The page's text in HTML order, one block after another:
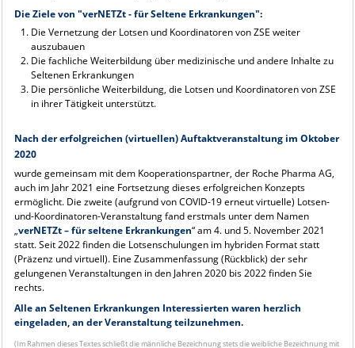
Die Ziele von "verNETZt - für Seltene Erkrankungen":
Die Vernetzung der Lotsen und Koordinatoren von ZSE weiter
auszubauen
Die fachliche Weiterbildung über medizinische und andere Inhalte zu
Seltenen Erkrankungen
Die persönliche Weiterbildung, die Lotsen und Koordinatoren von ZSE
in ihrer Tätigkeit unterstützt.
Nach der erfolgreichen (virtuellen) Auftaktveranstaltung im Oktober
2020
wurde gemeinsam mit dem Kooperationspartner, der Roche Pharma AG,
auch im Jahr 2021 eine Fortsetzung dieses erfolgreichen Konzepts
ermöglicht. Die zweite (aufgrund von COVID-19 erneut virtuelle) Lotsen-
und-Koordinatoren-Veranstaltung fand erstmals unter dem Namen
„verNETZt – für seltene Erkrankungen“ am 4. und 5. November 2021
statt. Seit 2022 finden die Lotsenschulungen im hybriden Format statt
(Präzenz und virtuell). Eine Zusammenfassung (Rückblick) der sehr
gelungenen Veranstaltungen in den Jahren 2020 bis 2022 finden Sie
rechts.
Alle an Seltenen Erkrankungen Interessierten waren herzlich
eingeladen, an der Veranstaltung teilzunehmen.
(Im Rahmen dieses Textes schließt die männliche Bezeichnung stets die weibliche Bezeichnung mit